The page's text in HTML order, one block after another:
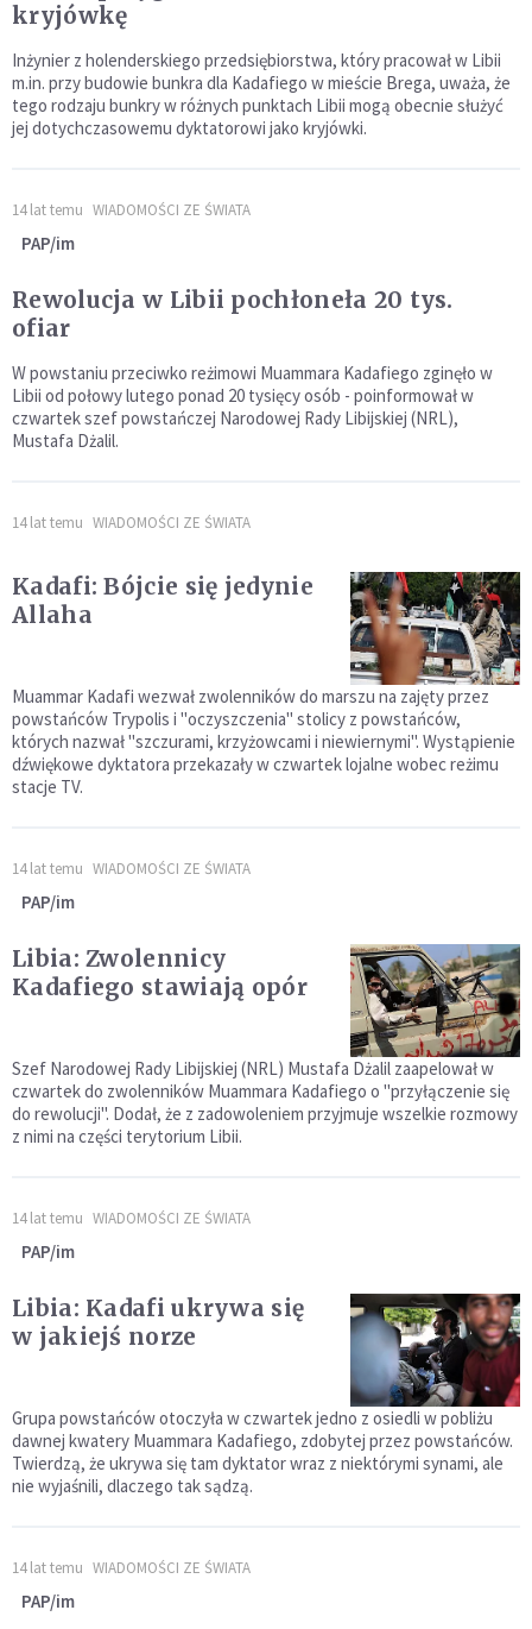
kryjówkę
Inżynier z holenderskiego przedsiębiorstwa, który pracował w Libii
m.in. przy budowie bunkra dla Kadafiego w mieście Brega, uważa, że
tego rodzaju bunkry w różnych punktach Libii mogą obecnie służyć
jej dotychczasowemu dyktatorowi jako kryjówki.
14 lat temu WIADOMOŚCI ZE ŚWIATA
PAP/im
Rewolucja w Libii pochłoneła 20 tys.
ofiar
W powstaniu przeciwko reżimowi Muammara Kadafiego zginęło w
Libii od połowy lutego ponad 20 tysięcy osób - poinformował w
czwartek szef powstańczej Narodowej Rady Libijskiej (NRL),
Mustafa Dżalil.
14 lat temu WIADOMOŚCI ZE ŚWIATA
Kadafi: Bójcie się jedynie
Allaha
Muammar Kadafi wezwał zwolenników do marszu na zajęty przez
powstańców Trypolis i "oczyszczenia" stolicy z powstańców,
których nazwał "szczurami, krzyżowcami i niewiernymi". Wystąpienie
dźwiękowe dyktatora przekazały w czwartek lojalne wobec reżimu
stacje TV.
14 lat temu WIADOMOŚCI ZE ŚWIATA
PAP/im
Libia: Zwolennicy
Kadafiego stawiają opór
Szef Narodowej Rady Libijskiej (NRL) Mustafa Dżalil zaapelował w
czwartek do zwolenników Muammara Kadafiego o "przyłączenie się
do rewolucji". Dodał, że z zadowoleniem przyjmuje wszelkie rozmowy
z nimi na części terytorium Libii.
14 lat temu WIADOMOŚCI ZE ŚWIATA
PAP/im
Libia: Kadafi ukrywa się
w jakiejś norze
Grupa powstańców otoczyła w czwartek jedno z osiedli w pobliżu
dawnej kwatery Muammara Kadafiego, zdobytej przez powstańców.
Twierdzą, że ukrywa się tam dyktator wraz z niektórymi synami, ale
nie wyjaśnili, dlaczego tak sądzą.
14 lat temu WIADOMOŚCI ZE ŚWIATA
PAP/im